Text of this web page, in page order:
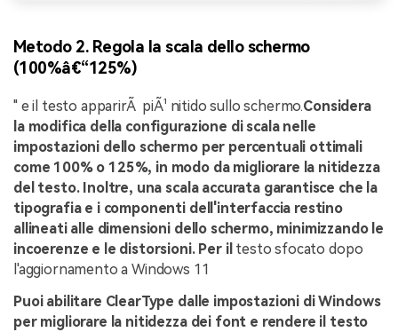
Metodo 2. Regola la scala dello schermo
(100%â€“125%)
" e il testo apparirÃ piÃ¹ nitido sullo schermo.Considera
la modifica della configurazione di scala nelle
impostazioni dello schermo per percentuali ottimali
come 100% o 125%, in modo da migliorare la nitidezza
del testo. Inoltre, una scala accurata garantisce che la
tipografia e i componenti dell'interfaccia restino
allineati alle dimensioni dello schermo, minimizzando le
incoerenze e le distorsioni. Per il testo sfocato dopo
l'aggiornamento a Windows 11
Puoi abilitare ClearType dalle impostazioni di Windows
per migliorare la nitidezza dei font e rendere il testo